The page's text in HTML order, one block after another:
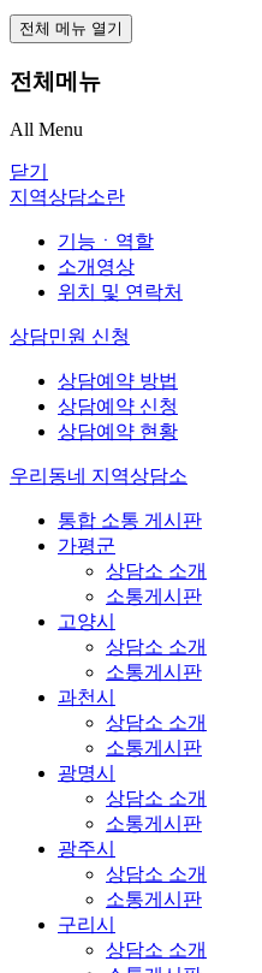
전체 메뉴 열기
전체메뉴
All Menu
닫기
지역상담소란
기능ㆍ역할
소개영상
위치 및 연락처
상담민원 신청
상담예약 방법
상담예약 신청
상담예약 현황
우리동네 지역상담소
통합 소통 게시판
가평군
상담소 소개
소통게시판
고양시
상담소 소개
소통게시판
과천시
상담소 소개
소통게시판
광명시
상담소 소개
소통게시판
광주시
상담소 소개
소통게시판
구리시
상담소 소개